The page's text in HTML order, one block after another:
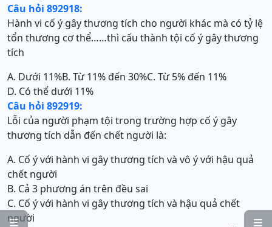


Câu hỏi 892918:
Hành vi cố ý gây thương tích cho người khác mà có tỷ lệ
tổn thương cơ thể……thì cấu thành tội cố ý gây thương
tích
A. Dưới 11%B. Từ 11% đến 30%C. Từ 5% đến 11%
D. Có thể dưới 11%
Câu hỏi 892919:
Lỗi của người phạm tội trong trường hợp cố ý gây
thương tích dẫn đến chết người là:
A. Cố ý với hành vi gây thương tích và vô ý với hậu quả
chết người
B. Cả 3 phương án trên đều sai
C. Cố ý với hành vi gây thương tích và hậu quả chết
người